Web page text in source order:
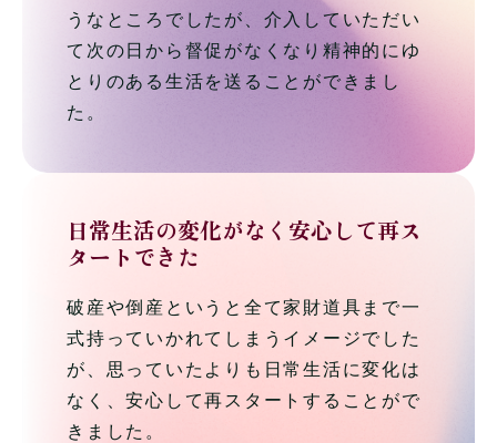
うなところでしたが、介入していただい
て次の日から督促がなくなり精神的にゆ
とりのある生活を送ることができまし
た。
日常生活の変化がなく安心して再ス
タートできた
破産や倒産というと全て家財道具まで一
式持っていかれてしまうイメージでした
が、思っていたよりも日常生活に変化は
なく、安心して再スタートすることがで
きました。